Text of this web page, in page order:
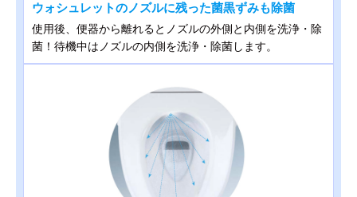
ウォシュレットのノズルに残った菌黒ずみも除菌
使用後、便器から離れるとノズルの外側と内側を洗浄・除
菌！待機中はノズルの内側を洗浄・除菌します。